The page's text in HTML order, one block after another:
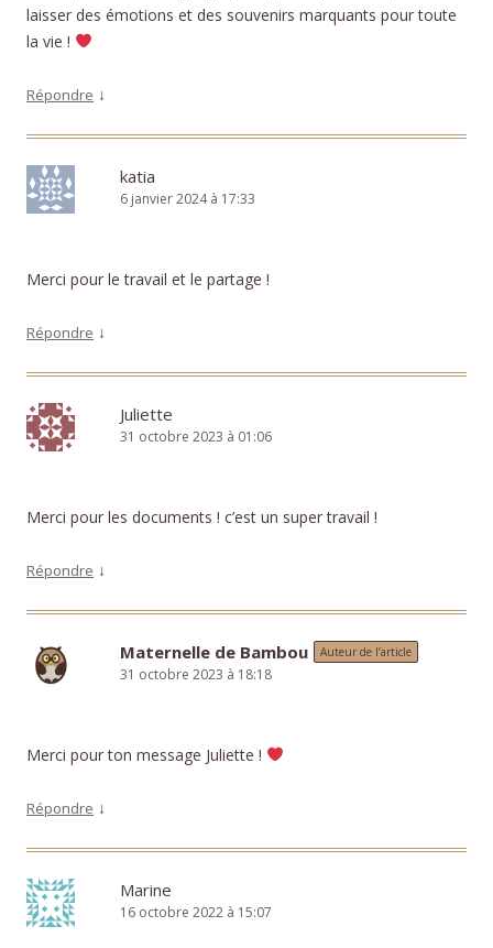
laisser des émotions et des souvenirs marquants pour toute
la vie !
Répondre ↓
katia
6 janvier 2024 à 17:33
Merci pour le travail et le partage !
Répondre ↓
Juliette
31 octobre 2023 à 01:06
Merci pour les documents ! c’est un super travail !
Répondre ↓
Maternelle de Bambou Auteur de l’article
31 octobre 2023 à 18:18
Merci pour ton message Juliette !
Répondre ↓
Marine
16 octobre 2022 à 15:07